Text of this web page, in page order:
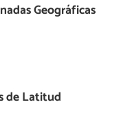
Geográficas
de Latitud